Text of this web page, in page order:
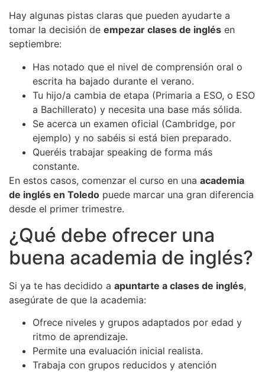
Hay algunas pistas claras que pueden ayudarte a
tomar la decisión de empezar clases de inglés en
septiembre:
Has notado que el nivel de comprensión oral o
escrita ha bajado durante el verano.
Tu hijo/a cambia de etapa (Primaria a ESO, o ESO
a Bachillerato) y necesita una base más sólida.
Se acerca un examen oficial (Cambridge, por
ejemplo) y no sabéis si está bien preparado.
Queréis trabajar speaking de forma más
constante.
En estos casos, comenzar el curso en una academia
de inglés en Toledo puede marcar una gran diferencia
desde el primer trimestre.
¿Qué debe ofrecer una
buena academia de inglés?
Si ya te has decidido a apuntarte a clases de inglés,
asegúrate de que la academia:
Ofrece niveles y grupos adaptados por edad y
ritmo de aprendizaje.
Permite una evaluación inicial realista.
Trabaja con grupos reducidos y atención